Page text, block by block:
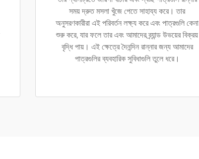
সময় দ্রুত মসলা খুঁজে পেতে সাহায্য করে। তার
অনুসরণকারীরা এই পরিবর্তন লক্ষ্য করে এবং পাত্রগুলি কেনা
শুরু করে, যার ফলে তার এবং আমাদের ব্র্যান্ড উভয়ের বিক্রয়
বৃদ্ধি পায়। এই ক্ষেত্রে দৈনন্দিন রান্নার জন্য আমাদের
পাত্রগুলির ব্যবহারিক সুবিধাগুলি তুলে ধরে।